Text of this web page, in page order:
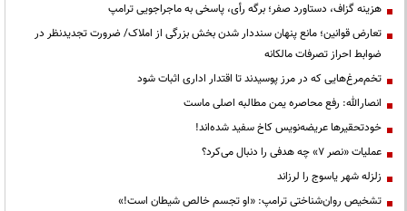
هزینه گزاف، دستاورد صفر؛ برگه رأی، پاسخی به ماجراجویی ترامپ
تعارض قوانین؛ مانع پنهان سنددار شدن بخش بزرگی از املاک/ ضرورت تجدیدنظر در
ضوابط احراز تصرفات مالکانه
تخم‌مرغ‌هایی که در مرز پوسیدند تا اقتدار اداری اثبات شود
انصارالله: رفع محاصره یمن مطالبه اصلی ماست
خودتحقیرها عریضه‌نویس کاخ سفید شده‌اند!
عملیات «نصر ۷» چه هدفی را دنبال می‌کرد؟
زلزله شهر یاسوج را لرزاند
تشخیص روان‌شناختی ترامپ: «او تجسم خالص شیطان است!»